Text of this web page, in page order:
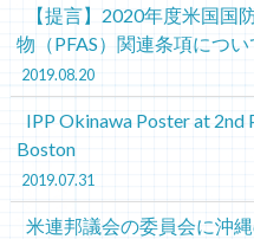
【提言】2020年度米国国
物（PFAS）関連条項につい
2019.08.20
IPP Okinawa Poster at 2nd
Boston
2019.07.31
米連邦議会の委員会に沖